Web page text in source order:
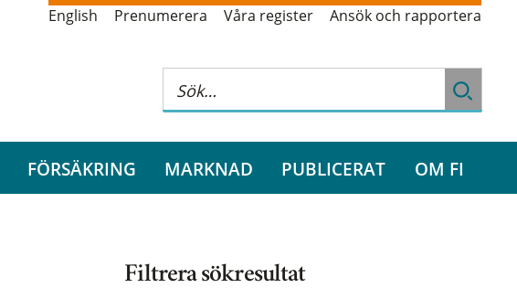
English Prenumerera Våra register Ansök och rapportera
FÖRSÄKRING MARKNAD PUBLICERAT OM FI
Filtrera sökresultat